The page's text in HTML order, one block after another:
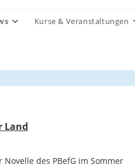
Kurse & Veranstaltungen
Land
des PBefG im Sommer